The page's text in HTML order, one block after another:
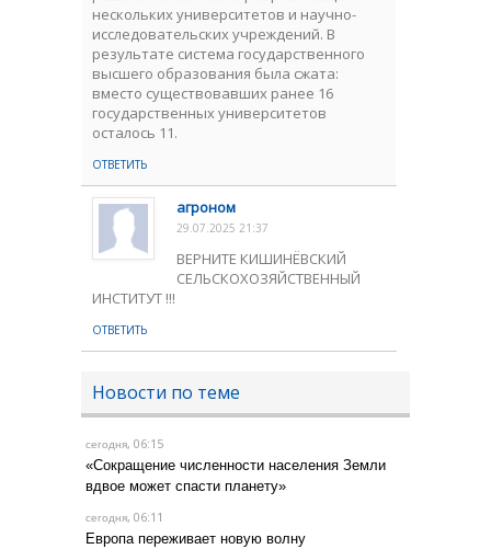
нескольких университетов и научно-
исследовательских учреждений. В
результате система государственного
высшего образования была сжата:
вместо существовавших ранее 16
государственных университетов
осталось 11.
ОТВЕТИТЬ
агроном
29.07.2025 21:37
ВЕРНИТЕ КИШИНЁВСКИЙ
СЕЛЬСКОХОЗЯЙСТВЕННЫЙ
ИНСТИТУТ !!!
ОТВЕТИТЬ
Новости по теме
сегодня, 06:15
«Сокращение численности населения Земли
вдвое может спасти планету»
сегодня, 06:11
Европа переживает новую волну